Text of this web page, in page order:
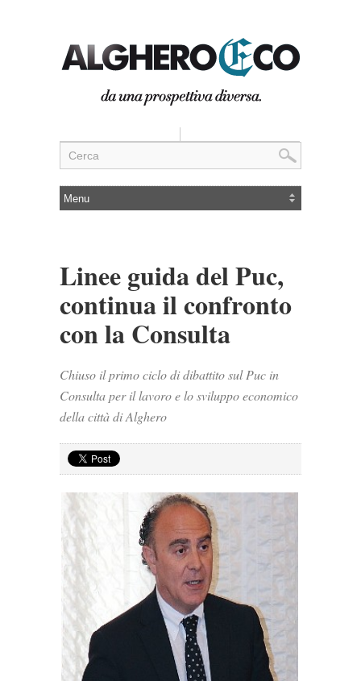
Linee guida del Puc,
continua il confronto
con la Consulta
Chiuso il primo ciclo di dibattito sul Puc in
Consulta per il lavoro e lo sviluppo economico
della città di Alghero